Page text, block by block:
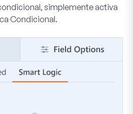
simplemente activa
Condicional.